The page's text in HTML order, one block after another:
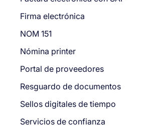
Firma electrónica
NOM 151
Nómina printer
Portal de proveedores
Resguardo de documentos
Sellos digitales de tiempo
Servicios de confianza